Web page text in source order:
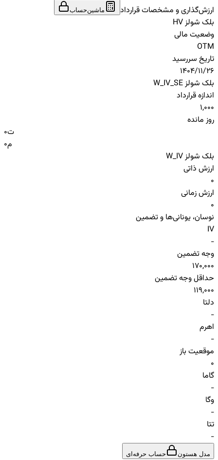
ارزش‌گذاری و مشخصات قرارداد
ماشین‌حساب
بلک شولز HV
وضعیت مالی
OTM
تاریخ سررسید
1404/11/26
بلک شولز W_IV_SE
اندازه قرارداد
1,000
روز مانده
0ت
0م
بلک شولز W_IV
ارزش ذاتی
0
ارزش زمانی
0
نوسان، یونانی‌ها و تضمین
IV
-
وجه تضمین
170,000
حداقل وجه تضمین
119,000
دلتا
-
اهرم
-
موقعیت باز
0
گاما
-
وگا
-
تتا
-
مدل هستون حساب حرفه‌ای